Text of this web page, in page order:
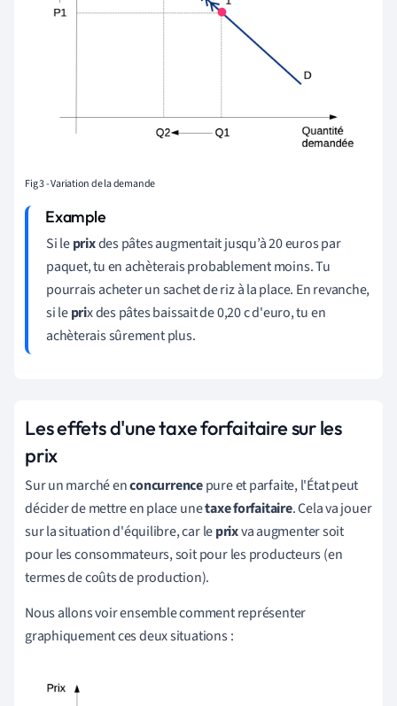
Fig 3 - Variation de la demande
Si leprixdes pâtes augmentait jusqu’à 20 euros par
paquet, tu en achèterais probablement moins. Tu
pourrais acheter un sachet de riz à la place. En revanche,
si leprix des pâtes baissait de 0,20 c d'euro, tu en
achèterais sûrement plus.
Les effets d'une taxe forfaitaire sur les
prix
Sur un marché enconcurrencepure et parfaite, l'État peut
décider de mettre en place unetaxe forfaitaire. Cela va jouer
sur la situation d'équilibre, car leprixva augmenter soit
pour les consommateurs, soit pour les producteurs (en
termes de coûts de production).
Nous allons voir ensemble comment représenter
graphiquement ces deux situations :